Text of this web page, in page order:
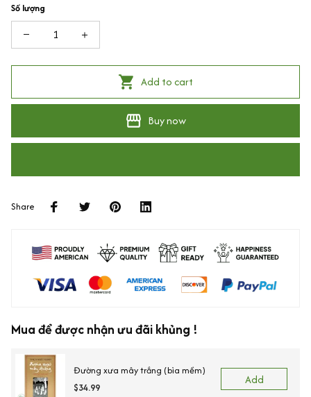
Số lượng
Add to cart
Buy now
Share
Mua để được nhận ưu đãi khủng !
Đường xưa mây trắng (bìa mềm)
$34.99
Add